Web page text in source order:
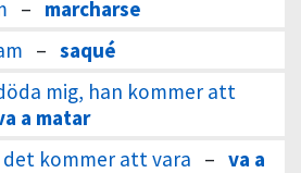
– marcharse
– saqué
mig, han kommer att
a matar
kommer att vara – va a